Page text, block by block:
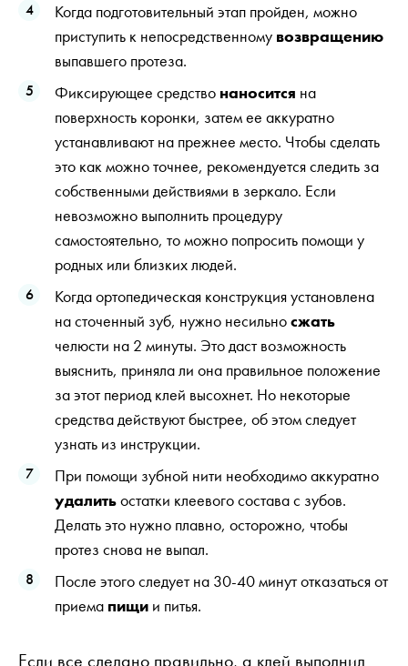
Когда подготовительный этап пройден, можно
приступить к непосредственному возвращению
выпавшего протеза.
Фиксирующее средство наносится на
поверхность коронки, затем ее аккуратно
устанавливают на прежнее место. Чтобы сделать
это как можно точнее, рекомендуется следить за
собственными действиями в зеркало. Если
невозможно выполнить процедуру
самостоятельно, то можно попросить помощи у
родных или близких людей.
Когда ортопедическая конструкция установлена
на сточенный зуб, нужно несильносжать
челюсти на 2 минуты. Это даст возможность
выяснить, приняла ли она правильное положение
за этот период клей высохнет. Но некоторые
средства действуют быстрее, об этом следует
узнать из инструкции.
При помощи зубной нити необходимо аккуратно
удалитьостатки клеевого состава с зубов.
Делать это нужно плавно, осторожно, чтобы
протез снова не выпал.
После этого следует на 30-40 минут отказаться от
приема пищи и питья.
Если все сделано правильно, а клей выполнил